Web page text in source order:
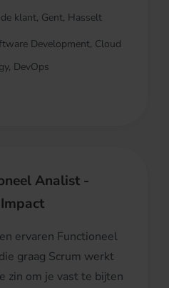
klant, Gent, Hasselt
Development, Cloud
DevOps
Analist -
ervaren Functioneel
graag Scrum werkt
zin om je vast te bijten